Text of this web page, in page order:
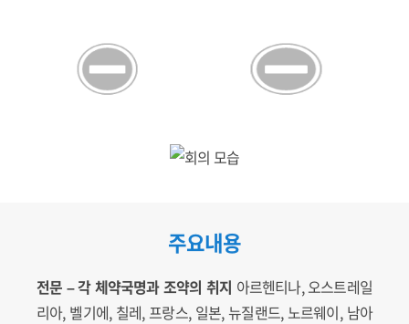
주요내용
전문 – 각 체약국명과 조약의 취지 아르헨티나, 오스트레일
리아, 벨기에, 칠레, 프랑스, 일본, 뉴질랜드, 노르웨이, 남아